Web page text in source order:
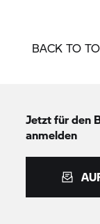
BACK TO
Jetzt für den
anmelden